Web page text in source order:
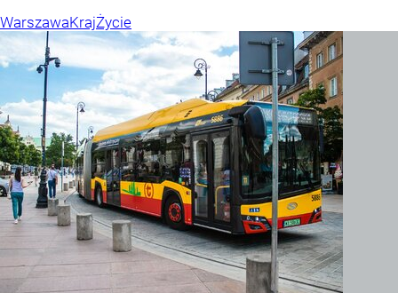
WarszawaKrajŻycie